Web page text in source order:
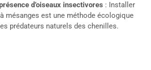
d’oiseaux insectivores : Installer
mésanges est une méthode écologique
prédateurs naturels des chenilles.